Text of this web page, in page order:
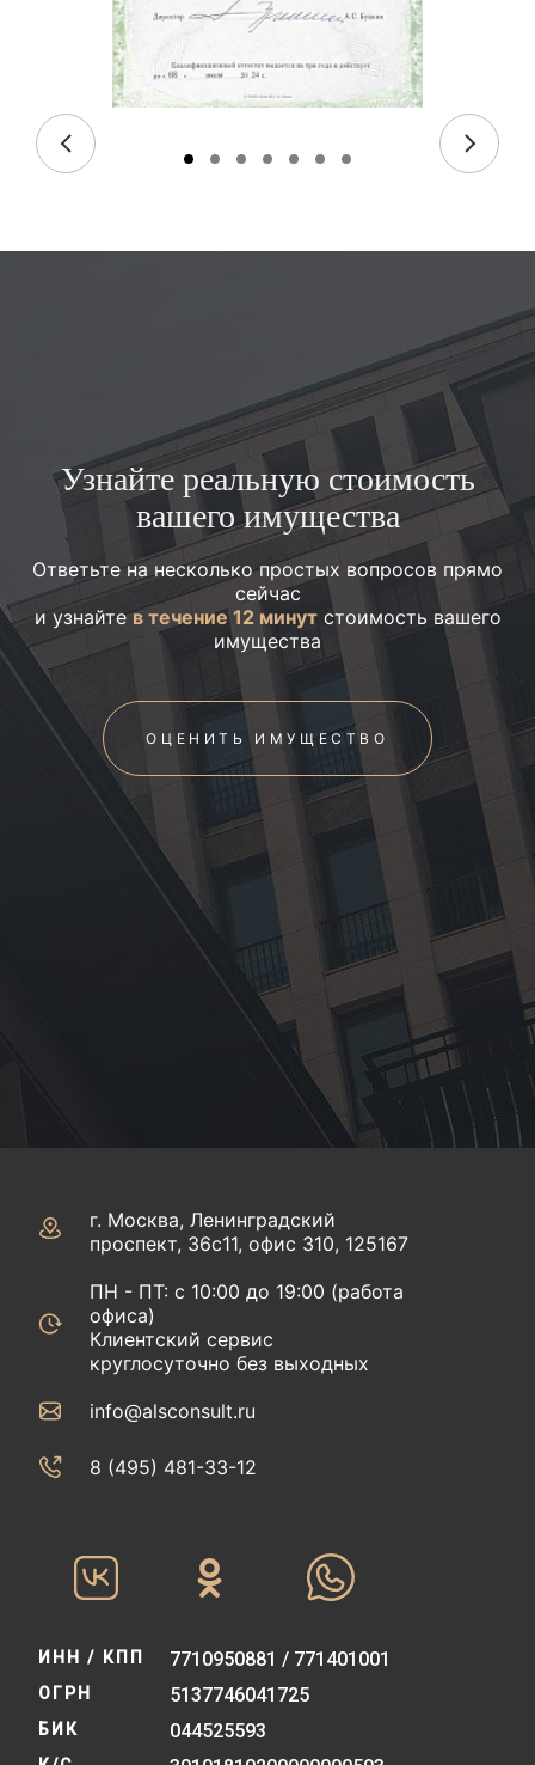
Узнайте реальную стоимость
вашего имущества
Ответьте на несколько простых вопросов прямо
сейчас
и узнайтев течение 12 минутстоимость вашего
имущества
ОЦЕНИТЬ ИМУЩЕСТВО
г. Москва, Ленинградский
проспект, 36с11, офис 310, 125167
ПН - ПТ: с 10:00 до 19:00 (работа
офиса)
Клиентский сервис
круглосуточно без выходных
info@alsconsult.ru
8 (495) 481-33-12‬‬
ИНН / КПП 7710950881 / 771401001
ОГРН 5137746041725
БИК 044525593